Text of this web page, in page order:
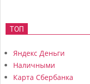
ТОП
Яндекс Деньги
Наличными
Карта Сбербанка